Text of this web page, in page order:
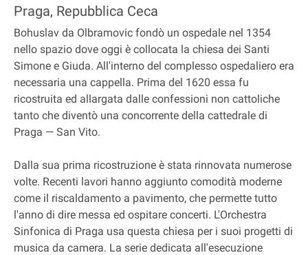
Praga, Repubblica Ceca
Bohuslav da Olbramovic fondò un ospedale nel 1354
nello spazio dove oggi è collocata la chiesa dei Santi
Simone e Giuda. All'interno del complesso ospedaliero era
necessaria una cappella. Prima del 1620 essa fu
ricostruita ed allargata dalle confessioni non cattoliche
tanto che diventò una concorrente della cattedrale di
Praga — San Vito.
Dalla sua prima ricostruzione è stata rinnovata numerose
volte. Recenti lavori hanno aggiunto comodità moderne
come il riscaldamento a pavimento, che permette tutto
l'anno di dire messa ed ospitare concerti. L'Orchestra
Sinfonica di Praga usa questa chiesa per i suoi progetti di
musica da camera. La serie dedicata all'esecuzione